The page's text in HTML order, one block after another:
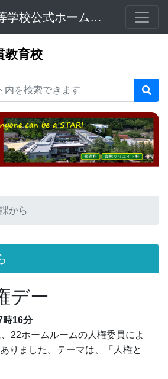
徳島県立那賀高等学校公式ホームページ
教育校
から
デー
時16分
22ホームルームの人権委員によ
りました。テーマは、「人権と